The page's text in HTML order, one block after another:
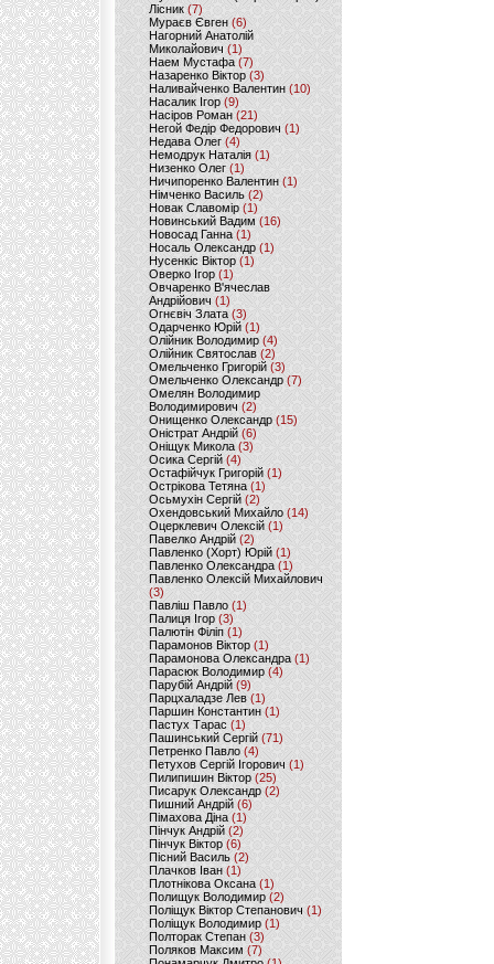
Лісник (7)
Мураєв Євген(6)
Нагорний Анатолій
Миколайович (1)
Наем Мустафа (7)
Назаренко Віктор (3)
Наливайченко Валентин (10)
Насалик Ігор(9)
Насіров Роман (21)
Негой Федір Федорович(1)
Недава Олег(4)
Немодрук Наталія(1)
Низенко Олег (1)
Ничипоренко Валентин (1)
Німченко Василь (2)
Новак Славомір (1)
Новинський Вадим (16)
Новосад Ганна (1)
Носаль Олександр (1)
Нусенкіс Віктор (1)
Оверко Ігор (1)
Овчаренко В'ячеслав
Андрійович(1)
Огнєвіч Злата (3)
Одарченко Юрій(1)
Олійник Володимир (4)
Олійник Святослав (2)
Омельченко Григорій (3)
Омельченко Олександр(7)
Омелян Володимир
Володимирович (2)
Онищенко Олександр (15)
Оністрат Андрій (6)
Оніщук Микола (3)
Осика Сергій(4)
Остафійчук Григорій(1)
Острікова Тетяна (1)
Осьмухін Сергій (2)
Охендовський Михайло (14)
Оцерклевич Олексій (1)
Павелко Андрій (2)
Павленко (Хорт) Юрій (1)
Павленко Олександра (1)
Павленко Олексій Михайлович
(3)
Павліш Павло(1)
Палиця Ігор (3)
Палютін Філіп(1)
Парамонов Віктор (1)
Парамонова Олександра(1)
Парасюк Володимир(4)
Парубій Андрій (9)
Парцхаладзе Лев (1)
Паршин Константин(1)
Пастух Тарас (1)
Пашинський Сергій (71)
Петренко Павло (4)
Петухов Сергій Ігорович (1)
Пилипишин Віктор(25)
Писарук Олександр(2)
Пишний Андрій (6)
Пімахова Діна(1)
Пінчук Андрій(2)
Пінчук Віктор (6)
Пісний Василь (2)
Плачков Іван(1)
Плотнікова Оксана (1)
Полищук Володимир(2)
Поліщук Віктор Степанович(1)
Поліщук Володимир (1)
Полторак Степан(3)
Поляков Максим (7)